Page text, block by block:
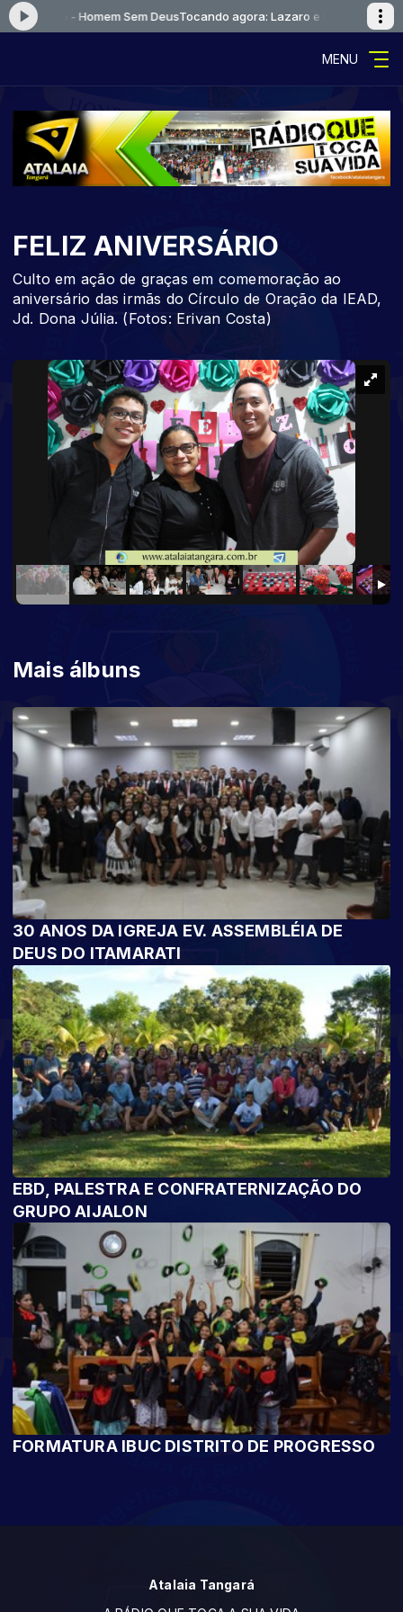
- Homem Sem DeusTocando agora: Lazaro e Eduardo -
MENU
FELIZ ANIVERSÁRIO
Culto em ação de graças em comemoração ao
aniversário das irmãs do Círculo de Oração da IEAD,
Jd. Dona Júlia. (Fotos: Erivan Costa)
Mais álbuns
30 ANOS DA IGREJA EV. ASSEMBLÉIA DE
DEUS DO ITAMARATI
EBD, PALESTRA E CONFRATERNIZAÇÃO DO
GRUPO AIJALON
FORMATURA IBUC DISTRITO DE PROGRESSO
Atalaia Tangará